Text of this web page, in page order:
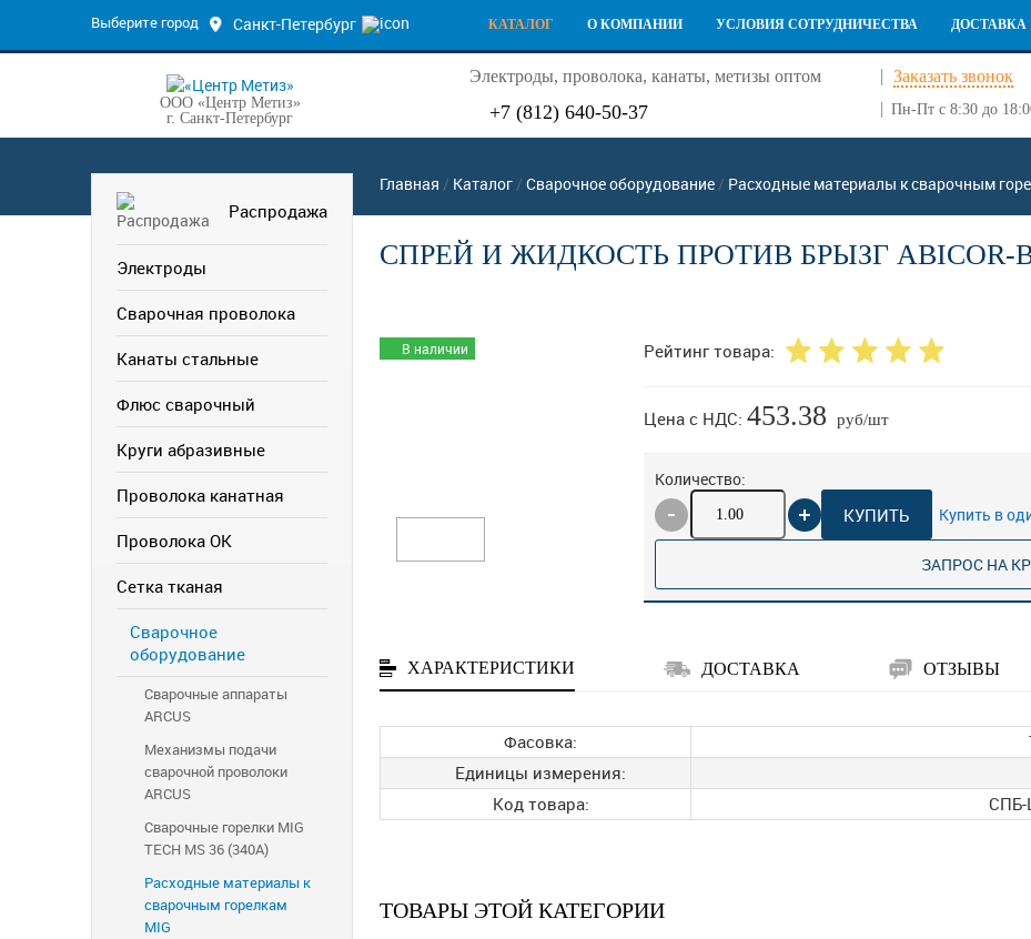
Выберите город Санкт-Петербург КАТАЛОГ О КОМПАНИИ УСЛОВИЯ СОТРУДНИЧЕСТВА ДОСТАВКА
ООО «Центр Метиз»
г. Санкт-Петербург
Электроды, проволока, канаты, метизы оптом Заказать звонок
+7 (812) 640-50-37 Пн-Пт с 8:30 до
Распродажа
Электроды
Сварочная проволока
Канаты стальные
Флюс сварочный
Круги абразивные
Проволока канатная
Проволока ОК
Сетка тканая
Сварочное
оборудование
Сварочные аппараты
ARCUS
Механизмы подачи
сварочной проволоки
ARCUS
Сварочные горелки MIG
TECH MS 36 (340A)
Расходные материалы к
сварочным горелкам
MIG
Главная / Каталог/ Сварочное оборудование/ Расходные материалы к сварочным
СПРЕЙ И ЖИДКОСТЬ ПРОТИВ БРЫЗГ ABICOR-
В наличии Рейтинг товара:
Цена с НДС: 453.38 руб/шт
Количество:
КУПИТЬ Купить в
ЗАПРОС НА
ХАРАКТЕРИСТИКИ ДОСТАВКА ОТЗЫВЫ
Фасовка:
Единицы измерения:
Код товара:
СПБ-
ТОВАРЫ ЭТОЙ КАТЕГОРИИ